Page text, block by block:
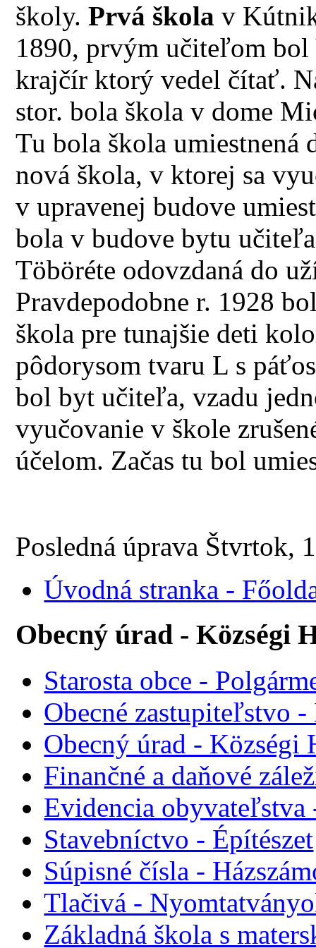
školy.Prvá škola v
1890, prvým učiteľom bol
krajčír ktorý vedel čítať.
stor. bola škola v dome
Tu bola škola umiestnená
nová škola, v ktorej sa
v upravenej budove
bola v budove bytu
Töböréte odovzdaná do
Pravdepodobne r. 1928
škola pre tunajšie deti
pôdorysom tvaru L s
bol byt učiteľa, vzadu
vyučovanie v škole
účelom. Začas tu bol
Posledná úprava Štvrtok,
Úvodná stranka -
Obecný úrad - Községi
Starosta obce -
Obecné zastupiteľstvo
Obecný úrad - Községi
Finančné a daňové
Evidencia obyvateľstva
Stavebníctvo - Építészet
Súpisné čísla -
Tlačivá -
Základná škola s